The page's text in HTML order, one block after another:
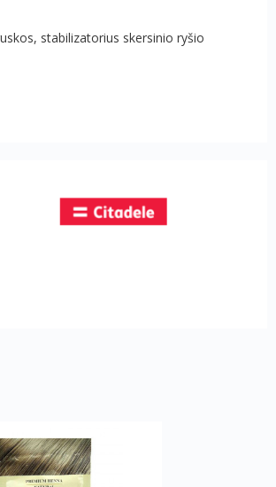
stabilizatorius skersinio ryšio